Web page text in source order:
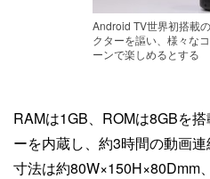
Android TV世界初搭載
クターを謳い、様々な
ーンで楽しめるとする
RAMは1GB、ROMは8GBを
ーを内蔵し、約3時間の動画
寸法は約80W×150H×80Dmm